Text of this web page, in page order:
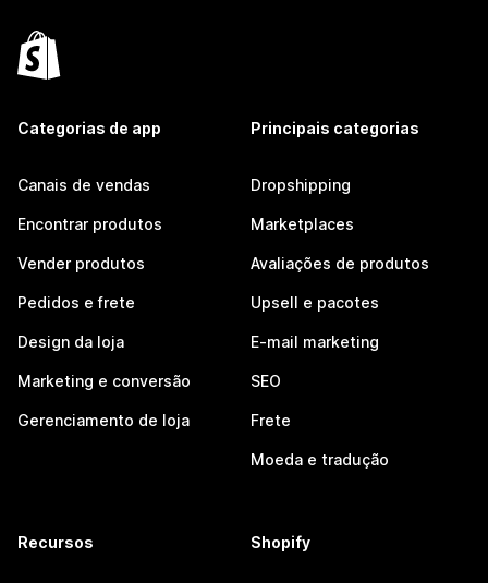
Categorias de app
Canais de vendas
Encontrar produtos
Vender produtos
Pedidos e frete
Design da loja
Marketing e conversão
Gerenciamento de loja
Principais categorias
Dropshipping
Marketplaces
Avaliações de produtos
Upsell e pacotes
E-mail marketing
SEO
Frete
Moeda e tradução
Recursos Shopify